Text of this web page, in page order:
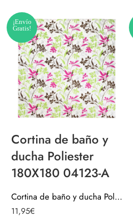
¡Envío
Gratis!
Cortina de baño y
ducha Poliester
180X180 04123-A
Cortina de baño y ducha Poliester 180X180 04123-A
11,95€